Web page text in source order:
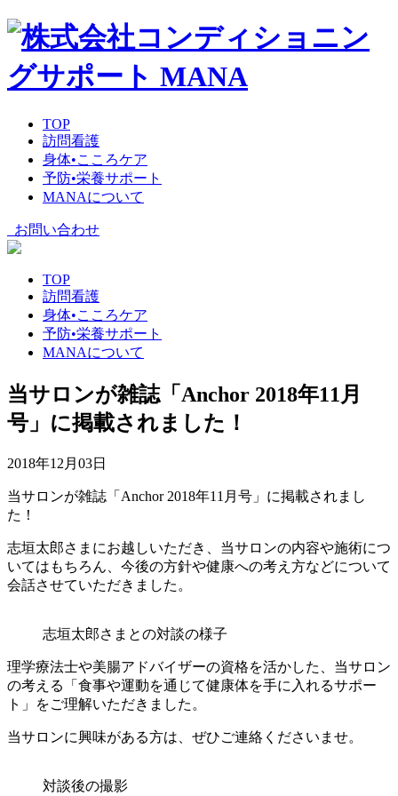
TOP
訪問看護
身体•こころケア
予防•栄養サポート
MANAについて
お問い合わせ
TOP
訪問看護
身体•こころケア
予防•栄養サポート
MANAについて
当サロンが雑誌「Anchor 2018年11月
号」に掲載されました！
2018年12月03日
当サロンが雑誌「Anchor 2018年11月号」に掲載されまし
た！
志垣太郎さまにお越しいただき、当サロンの内容や施術につ
いてはもちろん、今後の方針や健康への考え方などについて
会話させていただきました。
志垣太郎さまとの対談の様子
理学療法士や美腸アドバイザーの資格を活かした、当サロン
の考える「食事や運動を通じて健康体を手に入れるサポー
ト」をご理解いただきました。
当サロンに興味がある方は、ぜひご連絡くださいませ。
対談後の撮影